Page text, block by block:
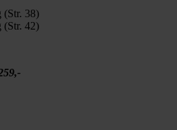
(Str. 38)
(Str. 42)